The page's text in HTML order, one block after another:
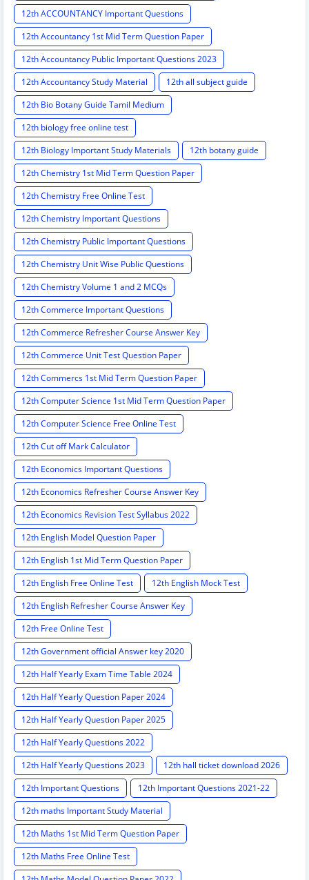
12th ACCOUNTANCY Important Questions
12th Accountancy 1st Mid Term Question Paper
12th Accountancy Public Important Questions 2023
12th Accountancy Study Material
12th all subject guide
12th Bio Botany Guide Tamil Medium
12th biology free online test
12th Biology Important Study Materials
12th botany guide
12th Chemistry 1st Mid Term Question Paper
12th Chemistry Free Online Test
12th Chemistry Important Questions
12th Chemistry Public Important Questions
12th Chemistry Unit Wise Public Questions
12th Chemistry Volume 1 and 2 MCQs
12th Commerce Important Questions
12th Commerce Refresher Course Answer Key
12th Commerce Unit Test Question Paper
12th Commercs 1st Mid Term Question Paper
12th Computer Science 1st Mid Term Question Paper
12th Computer Science Free Online Test
12th Cut off Mark Calculator
12th Economics Important Questions
12th Economics Refresher Course Answer Key
12th Economics Revision Test Syllabus 2022
12th English Model Question Paper
12th English 1st Mid Term Question Paper
12th English Free Online Test
12th English Mock Test
12th English Refresher Course Answer Key
12th Free Online Test
12th Government official Answer key 2020
12th Half Yearly Exam Time Table 2024
12th Half Yearly Question Paper 2024
12th Half Yearly Question Paper 2025
12th Half Yearly Questions 2022
12th Half Yearly Questions 2023
12th hall ticket download 2026
12th Important Questions
12th Important Questions 2021-22
12th maths Important Study Material
12th Maths 1st Mid Term Question Paper
12th Maths Free Online Test